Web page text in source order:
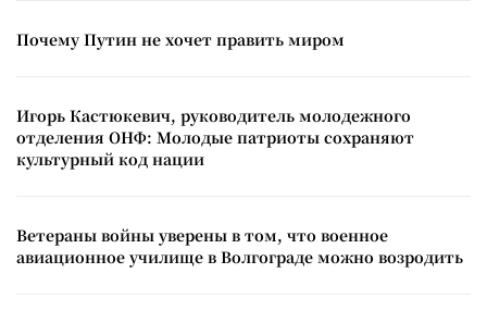
Почему Путин не хочет править миром
Игорь Кастюкевич, руководитель молодежного
отделения ОНФ: Молодые патриоты сохраняют
культурный код нации
Ветераны войны уверены в том, что военное
авиационное училище в Волгограде можно возродить